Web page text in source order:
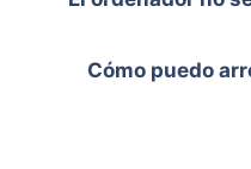
¿Cómo